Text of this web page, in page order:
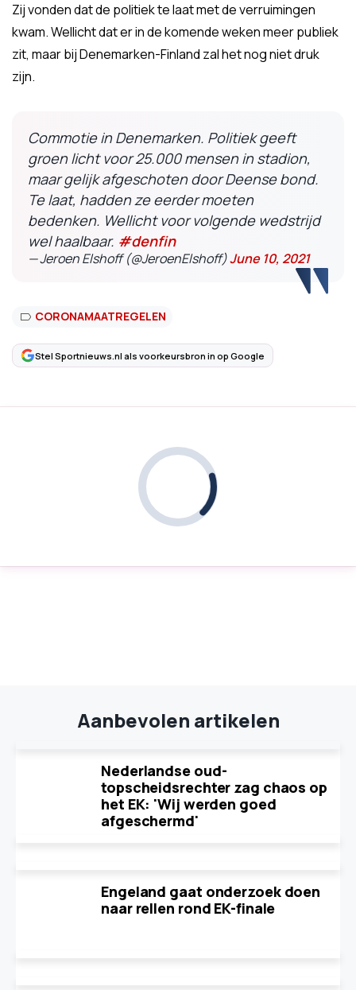
Zij vonden dat de politiek te laat met de verruimingen
kwam. Wellicht dat er in de komende weken meer publiek
zit, maar bij Denemarken-Finland zal het nog niet druk
zijn.
Commotie in Denemarken. Politiek geeft
groen licht voor 25.000 mensen in stadion,
maar gelijk afgeschoten door Deense bond.
Te laat, hadden ze eerder moeten
bedenken. Wellicht voor volgende wedstrijd
wel haalbaar. #denfin
— Jeroen Elshoff (@JeroenElshoff)June 10, 2021
CORONAMAATREGELEN
Stel Sportnieuws.nl als voorkeursbron in op Google
Aanbevolen artikelen
Nederlandse oud-
topscheidsrechter zag chaos op
het EK: 'Wij werden goed
afgeschermd'
Engeland gaat onderzoek doen
naar rellen rond EK-finale